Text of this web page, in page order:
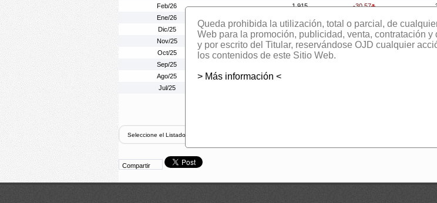
Feb/26
1.915 -30,57
Ene/26
Dic/25
2.252 -0,04
Nov/25
2.253 -10,95
Oct/25
2.530
Sep/25
Ago/25
Jul/25
Compartir
Queda prohibida la utilización, total o parcial, de
Web para la promoción, publicidad, venta, contratación
y por escrito del Titular, reservándose OJD cualquier
los contenidos de este Sitio Web.
> Más información <